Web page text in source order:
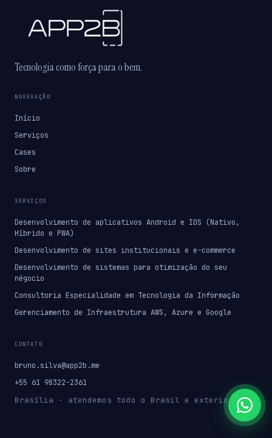
Tecnologia como força para o bem.
NAVEGAÇÃO
Início
Serviços
Cases
Sobre
SERVIÇOS
Desenvolvimento de aplicativos Android e IOS (Nativo,
Híbrido e PWA)
Desenvolvimento de sites institucionais e e-commerce
Desenvolvimento de sistemas para otimização do seu
négocio
Consultoria Especialidade em Tecnologia da Informação
Gerenciamento de Infraestrutura AWS, Azure e Google
CONTATO
bruno.silva@app2b.me
+55 61 98322-2361
Brasília · atendemos todo o Brasil e exterior